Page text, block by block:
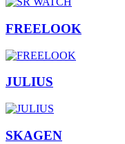
FREELOOK
JULIUS
SKAGEN